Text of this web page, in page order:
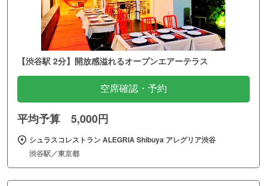
【渋谷駅 2分】開放感溢れるオープンエアーテラス
空席確認・予約
平均予算 5,000円
シュラスコレストラン ALEGRIA Shibuya アレグリア渋谷
渋谷駅／東京都